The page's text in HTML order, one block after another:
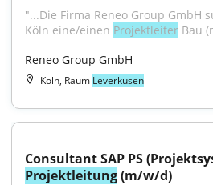
"...Die Firma Reneo Group GmbH
Köln eine/einen Projektleiter Bau
Reneo Group GmbH
Köln, Raum Leverkusen
Projektleitung (m/w/d)